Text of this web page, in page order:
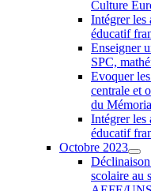
Culture
Intégrer les
éducatif
Enseigner
SPC,
Evoquer
centrale et
du
Intégrer les
éducatif
Octobre 2023
scolaire au